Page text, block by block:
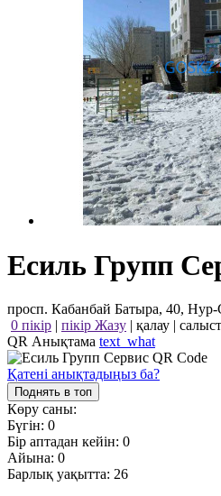
Есиль Групп
просп. Кабанбай Батыра, 40, Нур-
0 пікір | пікір Жазу | қалау |
QR Анықтама text_what
Қатені анықтадыңыз ба?
Поднять в топ
Көру саны:
Бүгін: 0
Бір аптадан кейін: 0
Айына: 0
Барлық уақытта: 26